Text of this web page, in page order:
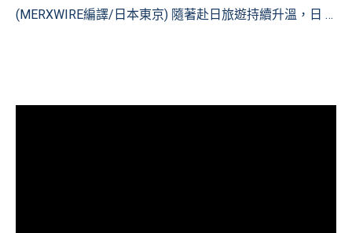
(MERXWIRE編譯/日本東京) 隨著赴日旅遊持續升溫，日 …